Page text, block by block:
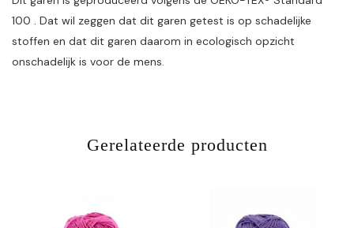
100 . Dat wil zeggen dat dit garen getest is op schadelijke
stoffen en dat dit garen daarom in ecologisch opzicht
onschadelijk is voor de mens.
Gerelateerde producten